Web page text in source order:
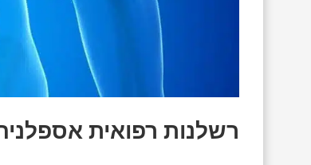
רשלנות רפואית